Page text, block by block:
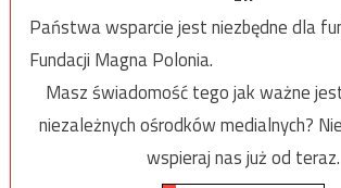
Państwa wsparcie jest niezbędne dla
Fundacji Magna Polonia.
Masz świadomość tego jak ważne
niezależnych ośrodków medialnych?
wspieraj nas już od teraz.